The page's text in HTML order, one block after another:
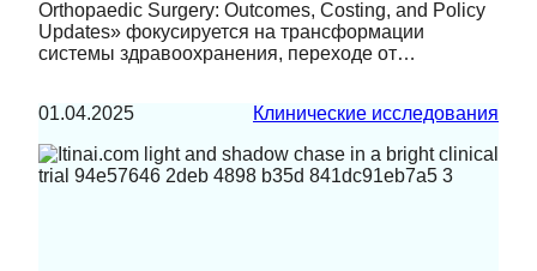
Orthopaedic Surgery: Outcomes, Costing, and Policy
Updates» фокусируется на трансформации
системы здравоохранения, переходе от…
01.04.2025 Клинические исследования